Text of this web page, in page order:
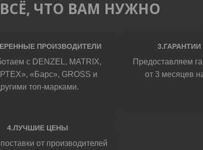
ВСЁ, ЧТО ВАМ НУЖНО
ПРОИЗВОДИТЕЛИ
с DENZEL, MATRIX,
«Барс», GROSS и
топ-марками.
Предоставляем
от 3 месяцев
4.ЛУЧШИЕ ЦЕНЫ
от производителей